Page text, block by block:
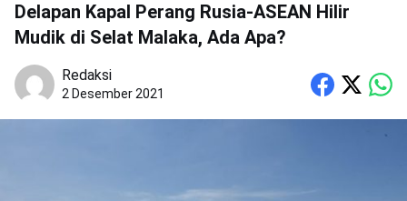
Delapan Kapal Perang Rusia-ASEAN Hilir
Mudik di Selat Malaka, Ada Apa?
Redaksi
2 Desember 2021